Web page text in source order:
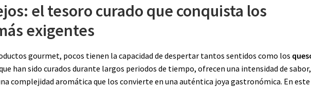
el tesoro curado que conquista los
exigentes
gourmet, pocos tienen la capacidad de despertar tantos sentidos como los
han sido curados durante largos periodos de tiempo, ofrecen una intensidad de
complejidad aromática que los convierte en una auténtica joya gastronómica. En este